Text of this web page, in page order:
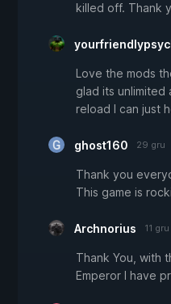
killed off. Thank
Love the mods
glad its unlimited
reload I can just
ghost160 29 gru
Thank you
This game is
Archnorius 11 gru
Thank You, with
Emperor I have